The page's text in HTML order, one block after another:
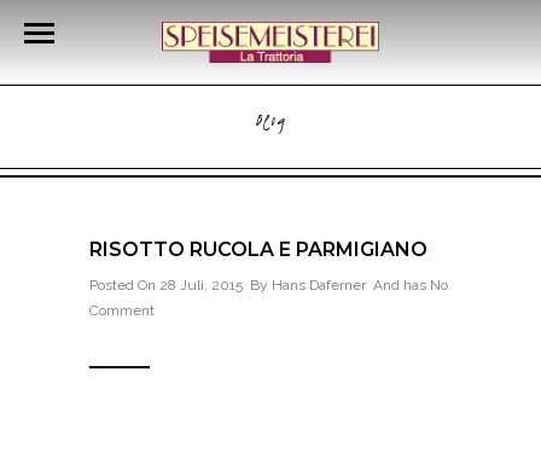
Blog
RISOTTO RUCOLA E PARMIGIANO
Posted On 28 Juli, 2015 By Hans Daferner And has No
Comment